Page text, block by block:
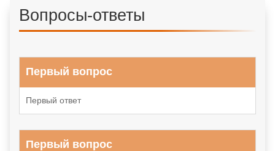
Вопросы-ответы
Первый вопрос
Первый ответ
Первый вопрос